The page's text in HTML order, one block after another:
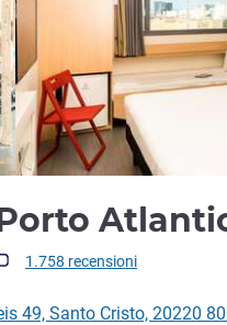
ALL)
1.758 recensioni
49, Santo Cristo, 20220